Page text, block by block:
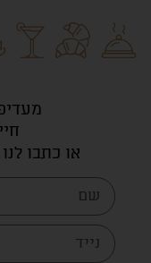
או כתבו לנו